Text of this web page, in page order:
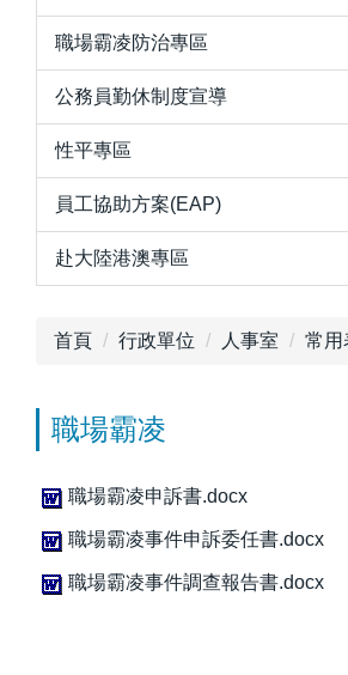
職場霸凌防治專區
公務員勤休制度宣導
性平專區
員工協助方案(EAP)
赴大陸港澳專區
首頁 行政單位 人事室 常用
職場霸凌
職場霸凌申訴書.docx
職場霸凌事件申訴委任書.docx
職場霸凌事件調查報告書.docx